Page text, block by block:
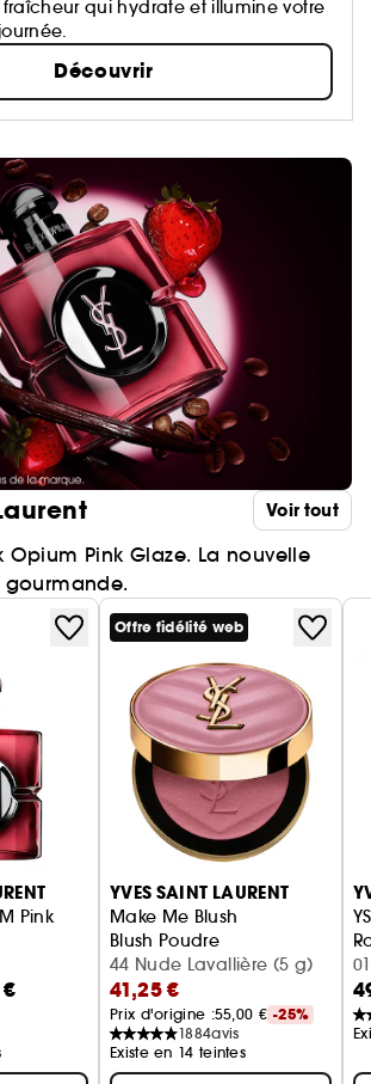
qui hydrate et illumine votre
Découvrir
Opium Pink Glaze. La nouvelle
gourmande.
Voir tout
produits
Pink
ambrée florale & note de fraise
Offre fidélité web
YVES SAINT LAURENT
Make Me Blush
Blush Poudre
44 Nude Lavallière (5 g)
41,25 €
Prix d'origine :55,00 € -25%
1884avis
Existe en 14 teintes